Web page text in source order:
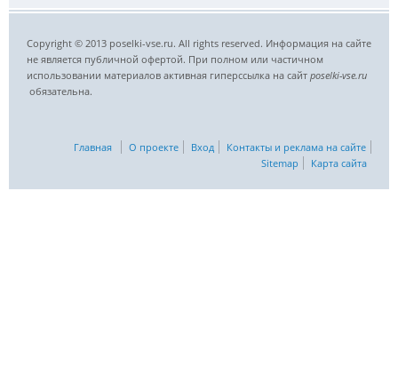
Copyright © 2013 poselki-vse.ru. All rights reserved. Информация на сайте
не является публичной офертой. При полном или частичном
использовании материалов активная гиперссылка на сайт poselki-vse.ru​
обязательна.
Главная О проекте Вход
Контакты и реклама на сайте
Sitemap
Карта сайта